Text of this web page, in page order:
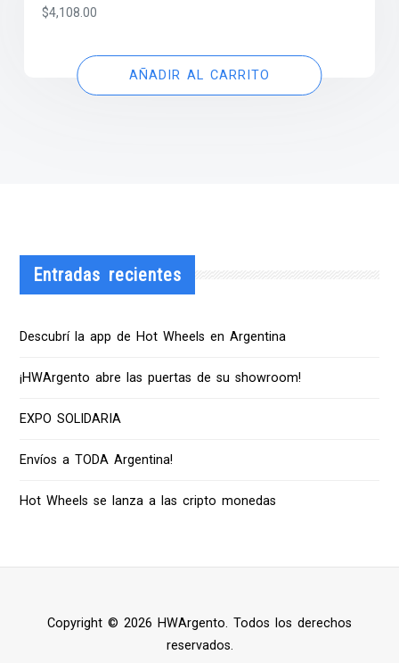
$4,108.00
AÑADIR AL CARRITO
Entradas recientes
Descubrí la app de Hot Wheels en Argentina
¡HWArgento abre las puertas de su showroom!
EXPO SOLIDARIA
Envíos a TODA Argentina!
Hot Wheels se lanza a las cripto monedas
Copyright © 2026 HWArgento. Todos los derechos
reservados.